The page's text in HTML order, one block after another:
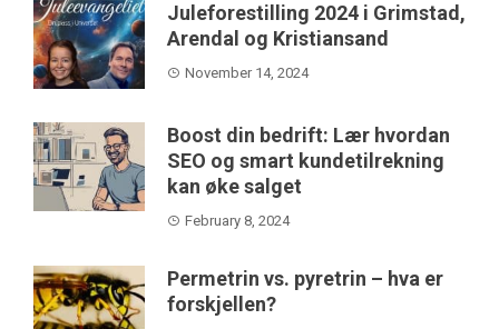
Juleforestilling 2024 i Grimstad,
Arendal og Kristiansand
November 14, 2024
Boost din bedrift: Lær hvordan
SEO og smart kundetilrekning
kan øke salget
February 8, 2024
Permetrin vs. pyretrin – hva er
forskjellen?